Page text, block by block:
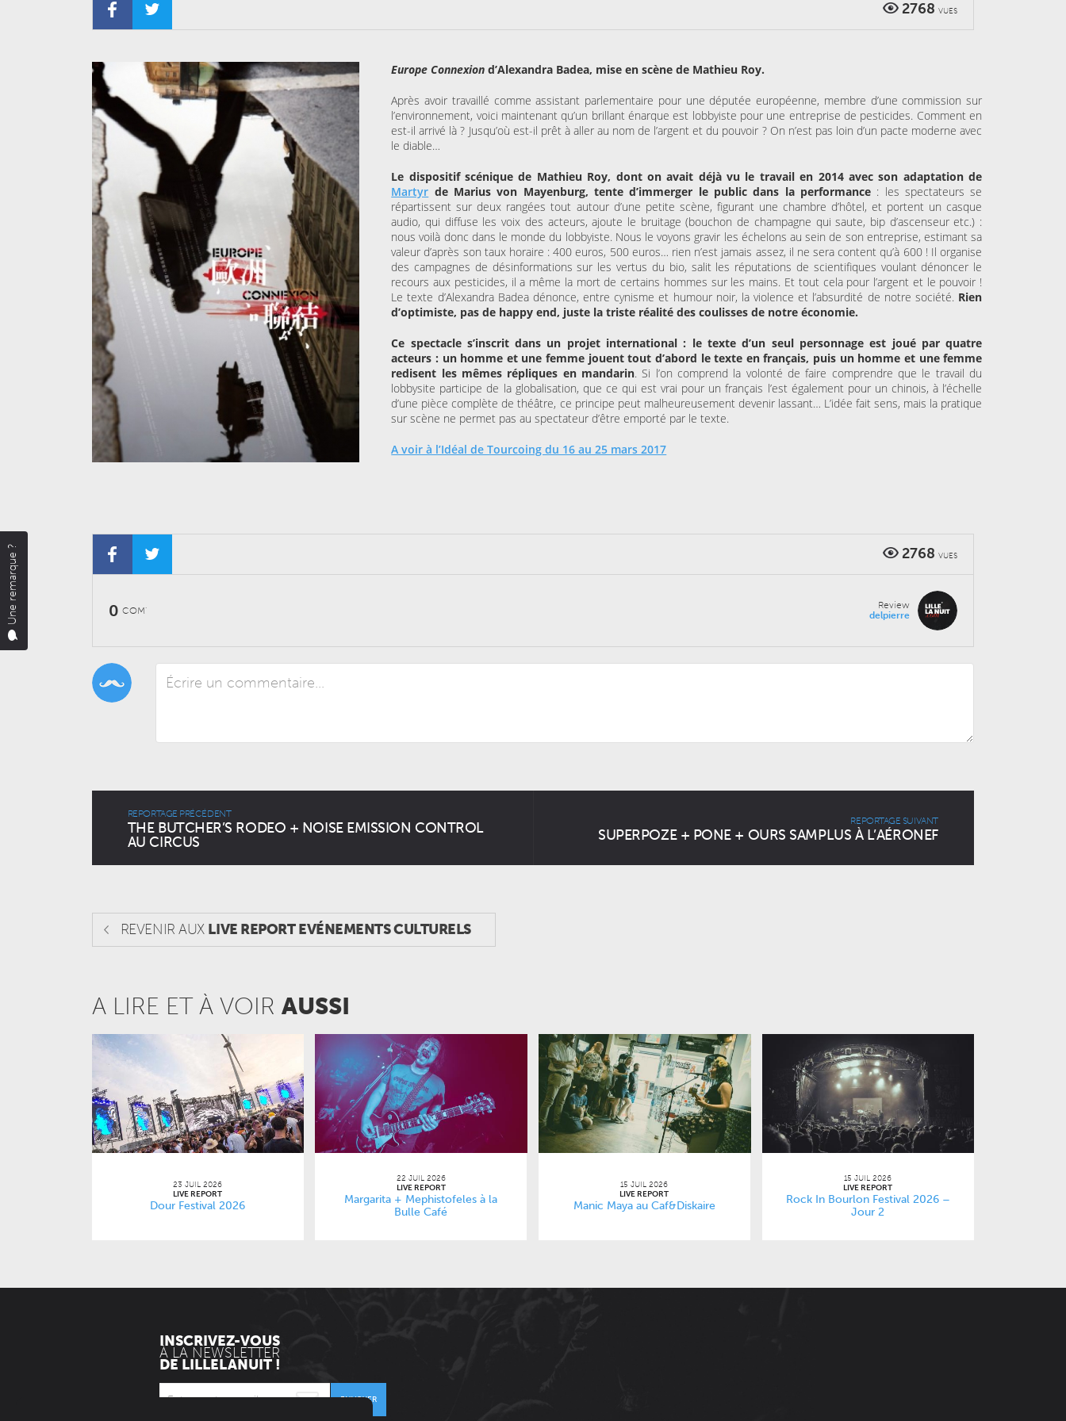
2768 VUES
Europe Connexion d’Alexandra Badea, mise en scène de Mathieu Roy.
Après avoir travaillé comme assistant parlementaire pour une députée européenne, membre d’une commission sur
l’environnement, voici maintenant qu’un brillant énarque est lobbyiste pour une entreprise de pesticides. Comment en
est-il arrivé là ? Jusqu’où est-il prêt à aller au nom de l’argent et du pouvoir ? On n’est pas loin d’un pacte moderne avec
le diable…
Le dispositif scénique de Mathieu Roy, dont on avait déjà vu le travail en 2014 avec son adaptation de
Martyr de Marius von Mayenburg, tente d’immerger le public dans la performance : les spectateurs se
répartissent sur deux rangées tout autour d’une petite scène, figurant une chambre d’hôtel, et portent un casque
audio, qui diffuse les voix des acteurs, ajoute le bruitage (bouchon de champagne qui saute, bip d’ascenseur etc.) :
nous voilà donc dans le monde du lobbyiste. Nous le voyons gravir les échelons au sein de son entreprise, estimant sa
valeur d’après son taux horaire : 400 euros, 500 euros… rien n’est jamais assez, il ne sera content qu’à 600 ! Il organise
des campagnes de désinformations sur les vertus du bio, salit les réputations de scientifiques voulant dénoncer le
recours aux pesticides, il a même la mort de certains hommes sur les mains. Et tout cela pour l’argent et le pouvoir !
Le texte d’Alexandra Badea dénonce, entre cynisme et humour noir, la violence et l’absurdité de notre société. Rien
d’optimiste, pas de happy end, juste la triste réalité des coulisses de notre économie.
Ce spectacle s’inscrit dans un projet international : le texte d’un seul personnage est joué par quatre
acteurs : un homme et une femme jouent tout d’abord le texte en français, puis un homme et une femme
redisent les mêmes répliques en mandarin. Si l’on comprend la volonté de faire comprendre que le travail du
lobbysite participe de la globalisation, que ce qui est vrai pour un français l’est également pour un chinois, à l’échelle
d’une pièce complète de théâtre, ce principe peut malheureusement devenir lassant… L’idée fait sens, mais la pratique
sur scène ne permet pas au spectateur d’être emporté par le texte.
A voir à l’Idéal de Tourcoing du 16 au 25 mars 2017
2768 VUES
0 COM'
Review
delpierre
REPORTAGE PRÉCÉDENT
THE BUTCHER’S RODEO + NOISE EMISSION CONTROL
AU CIRCUS
REPORTAGE SUIVANT
SUPERPOZE + PONE + OURS SAMPLUS À L’AÉRONEF
REVENIR AUX LIVE REPORT EVÉNEMENTS CULTURELS
A LIRE ET À VOIR AUSSI
23 JUIL 2026
LIVE REPORT
Dour Festival 2026
22 JUIL 2026
LIVE REPORT
Margarita + Mephistofeles à la
Bulle Café
15 JUIL 2026
LIVE REPORT
Manic Maya au Caf&Diskaire
15 JUIL 2026
LIVE REPORT
Rock In Bourlon Festival 2026 –
Jour 2
INSCRIVEZ-VOUS
À LA NEWSLETTER
DE LILLELANUIT !
ENVOYER
Une remarque ?